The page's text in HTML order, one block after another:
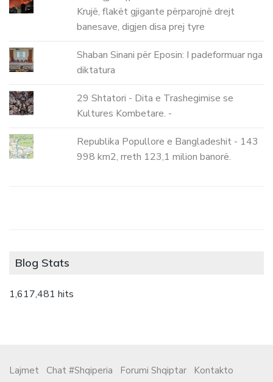
Krujë, flakët gjigante përparojnë drejt
banesave, digjen disa prej tyre
Shaban Sinani për Eposin: I padeformuar nga
diktatura
29 Shtatori - Dita e Trashegimise se
Kultures Kombetare. -
Republika Popullore e Bangladeshit - 143
998 km2, rreth 123,1 milion banorë.
Blog Stats
1,617,481 hits
Lajmet Chat #Shqiperia Forumi Shqiptar Kontakto